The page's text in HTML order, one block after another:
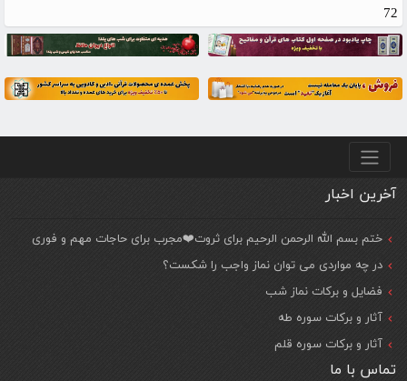
72
منو پایین
آخرین اخبار
ختم بسم الله الرحمن الرحیم برای ثروت❤️مجرب برای حاجات مهم و فوری
در چه مواردی می توان نماز واجب را شکست؟
فضایل و برکات نماز شب
آثار و برکات سوره طه
آثار و برکات سوره قلم
تماس با ما